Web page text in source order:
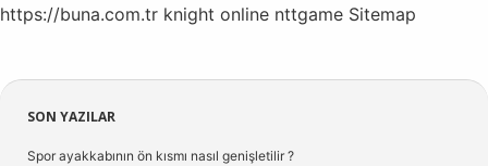
https://buna.com.tr knight online nttgame Sitemap
Sidebar
SON YAZILAR
Spor ayakkabının ön kısmı nasıl genişletilir ?